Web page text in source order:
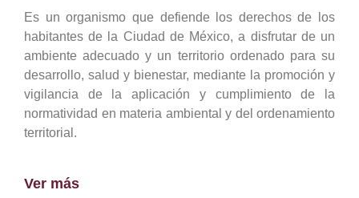
Es un organismo que defiende los derechos de los
habitantes de la Ciudad de México, a disfrutar de un
ambiente adecuado y un territorio ordenado para su
desarrollo, salud y bienestar, mediante la promoción y
vigilancia de la aplicación y cumplimiento de la
normatividad en materia ambiental y del ordenamiento
territorial.
Ver más